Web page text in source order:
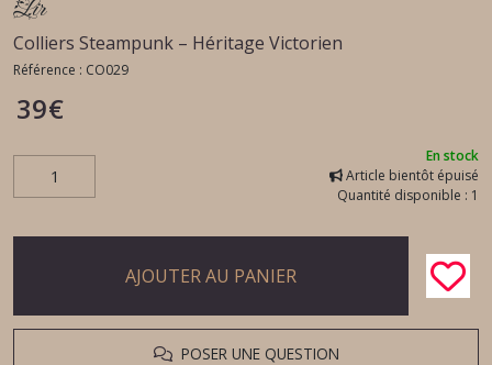
Lir
Colliers Steampunk – Héritage Victorien
Référence : CO029
39€
En stock
Article bientôt épuisé
Quantité disponible : 1
AJOUTER AU PANIER
POSER UNE QUESTION